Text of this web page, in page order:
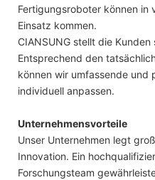
Fertigungsroboter können in
Einsatz kommen.
CIANSUNG stellt die
Entsprechend den
können wir umfassende und
individuell anpassen.
Unternehmensvorteile
Unser Unternehmen legt
Innovation. Ein
Forschungsteam